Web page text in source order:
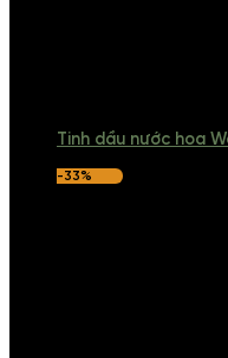
Tinh dầu nước hoa
-33%